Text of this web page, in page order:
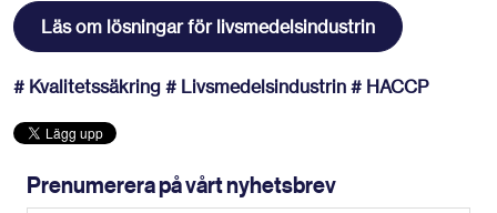
Läs om lösningar för livsmedelsindustrin
# Kvalitetssäkring # Livsmedelsindustrin # HACCP
Prenumerera på vårt nyhetsbrev